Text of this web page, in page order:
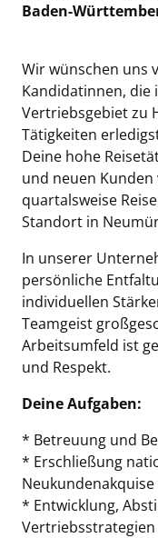
Baden-
Wir wünschen uns
Kandidatinnen, die
Vertriebsgebiet zu
Tätigkeiten
Deine hohe
und neuen
quartalsweise
Standort in
In unserer
persönliche
individuellen
Teamgeist
Arbeitsumfeld ist
und Respekt.
Deine Aufgaben:
* Betreuung und
* Erschließung
Neukundenakquise
* Entwicklung,
Vertriebsstrategien